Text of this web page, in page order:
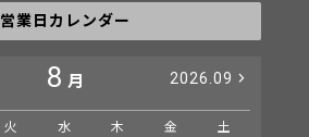
営業日カレンダー
8 月 2026.09
火 水 木 金 土